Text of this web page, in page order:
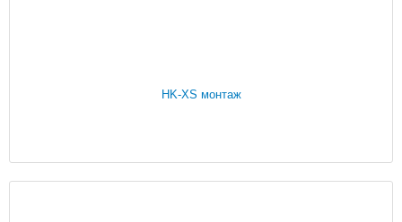
HK-XS монтаж